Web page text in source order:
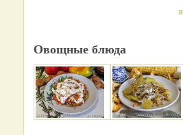
Овощные блюда